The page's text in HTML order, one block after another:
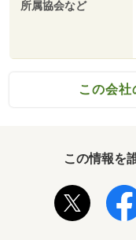
そんなお客様にも経
お探しのご条件やご
住宅ローンに不安が
お問い合わせおまち
所属協会など
この会
この情報を